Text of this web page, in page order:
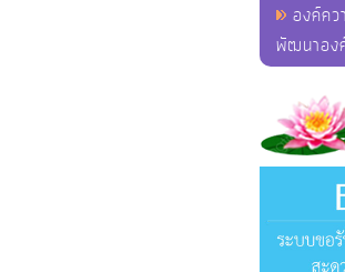
องค์ค
พัฒนาอง